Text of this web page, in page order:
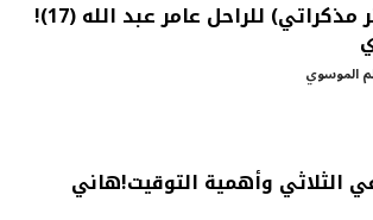
اوراق (من دفتر مذكراتي) للراحل عامر عبد الله (17)!
الموسوي
الثلاثي وأهمية التوقيت!هاني